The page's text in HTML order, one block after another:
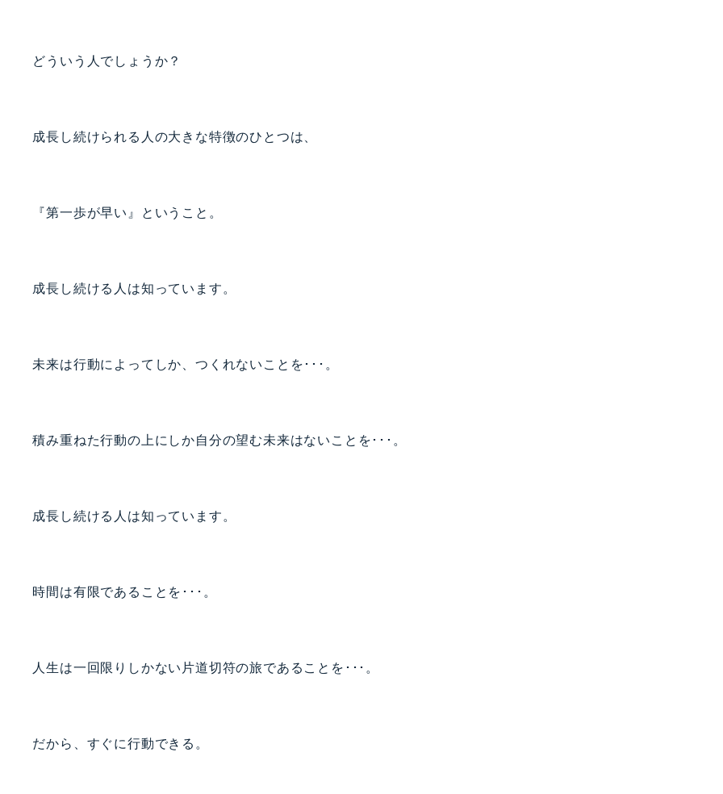
どういう人でしょうか？
成長し続けられる人の大きな特徴のひとつは、
『第一歩が早い』ということ。
成長し続ける人は知っています。
未来は行動によってしか、つくれないことを･･･。
積み重ねた行動の上にしか自分の望む未来はないことを･･･。
成長し続ける人は知っています。
時間は有限であることを･･･。
人生は一回限りしかない片道切符の旅であることを･･･。
だから、すぐに行動できる。